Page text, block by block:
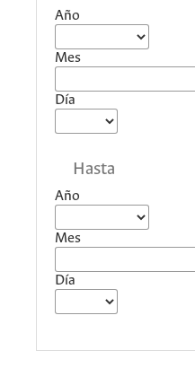
Año
Mes
Día
Hasta
Año
Mes
Día